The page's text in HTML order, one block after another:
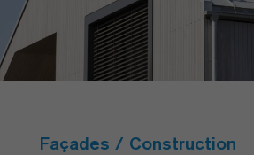
Façades / Construction